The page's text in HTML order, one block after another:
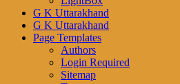
G K Uttarakhand
G K Uttarakhand
Page Templates
Authors
Login Required
Sitemap